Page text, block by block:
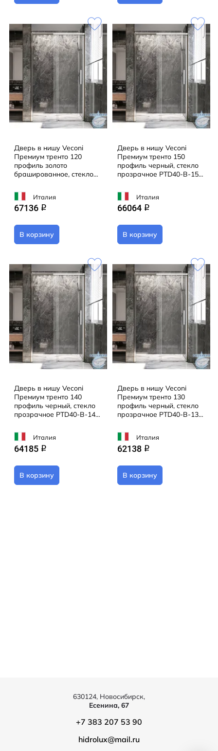
Дверь в нишу Veconi
Премиум тренто 120
профиль золото
брашированное, стекло
01-C4
Италия
67136 q
В корзину
Дверь в нишу Veconi
Премиум тренто 150
профиль черный, стекло
прозрачное PTD40-B-150-
Италия
66064 q
В корзину
Дверь в нишу Veconi
Премиум тренто 140
профиль черный, стекло
прозрачное PTD40-B-140-
Италия
64185 q
В корзину
Дверь в нишу Veconi
Премиум тренто 130
профиль черный, стекло
прозрачное PTD40-B-130-
Италия
62138 q
В корзину
630124, Новосибирск,
Есенина, 67
+7 383 207 53 90
hidrolux@mail.ru